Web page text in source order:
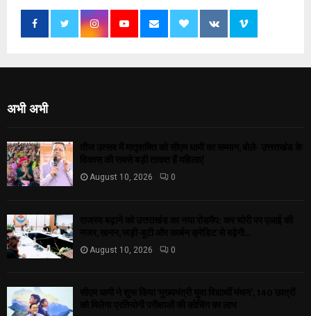
अभी अभी
August 10, 2026 0
August 10, 2026 0